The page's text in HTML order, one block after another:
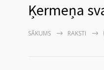
Ķermeņa
SĀKUMS RAKSTI